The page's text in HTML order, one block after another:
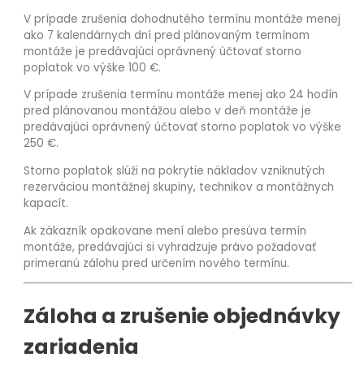
V prípade zrušenia dohodnutého termínu montáže menej
ako 7 kalendárnych dní pred plánovaným termínom
montáže je predávajúci oprávnený účtovať storno
poplatok vo výške 100 €.
V prípade zrušenia termínu montáže menej ako 24 hodín
pred plánovanou montážou alebo v deň montáže je
predávajúci oprávnený účtovať storno poplatok vo výške
250 €.
Storno poplatok slúži na pokrytie nákladov vzniknutých
rezerváciou montážnej skupiny, technikov a montážnych
kapacít.
Ak zákazník opakovane mení alebo presúva termín
montáže, predávajúci si vyhradzuje právo požadovať
primeranú zálohu pred určením nového termínu.
Záloha a zrušenie objednávky
zariadenia